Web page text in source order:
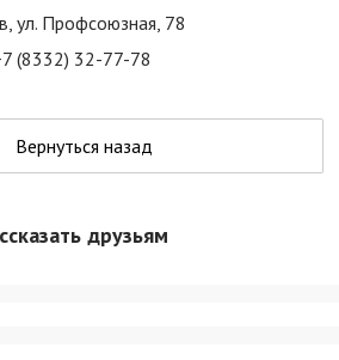
ул. Профсоюзная, 78
(8332) 32-77-78
Вернуться назад
друзьям